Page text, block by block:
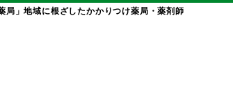
局」地域に根ざしたかかりつけ薬局・薬剤師